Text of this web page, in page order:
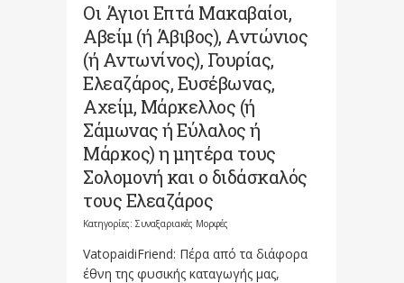
Οι Άγιοι Επτά Μακαβαίοι,
Αβείμ (ή Άβιβος), Αντώνιος
(ή Αντωνίνος), Γουρίας,
Ελεαζάρος, Ευσέβωνας,
Αχείμ, Μάρκελλος (ή
Σάμωνας ή Εύλαλος ή
Μάρκος) η μητέρα τους
Σολομονή και ο διδάσκαλός
τους Ελεαζάρος
Κατηγορίες: Συναξαριακές Μορφές
VatopaidiFriend: Πέρα από τα διάφορα
έθνη της φυσικής καταγωγής μας,